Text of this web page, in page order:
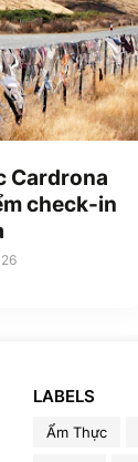
Cardrona
check-in
LABELS
Ẩm Thực